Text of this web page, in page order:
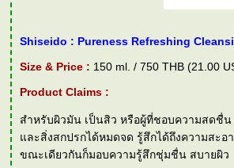
Shiseido : Pureness Refreshing
Size & Price : 150 ml. / 750 THB (21.00
Product Claims :
สำหรับผิวมัน เป็นสิว หรือผู้ที่ชอบความสดชื่
ละสิ่งสกปรกได้หมดจด รู้สึกได้ถึงความสะ
ขณะเดียวกันก็มอบความรู้สึกชุ่มชื่น สบายผิว